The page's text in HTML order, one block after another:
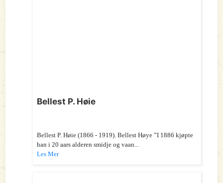
Bellest P. Høie
Bellest P. Høie (1866 - 1919). Bellest Høye ”I 1886 kjøpte
han i 20 aars alderen smidje og vaan...
Les Mer